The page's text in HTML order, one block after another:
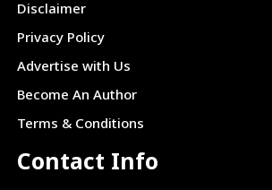
Disclaimer
Privacy Policy
Advertise with Us
Become An Author
Terms & Conditions
Contact Info